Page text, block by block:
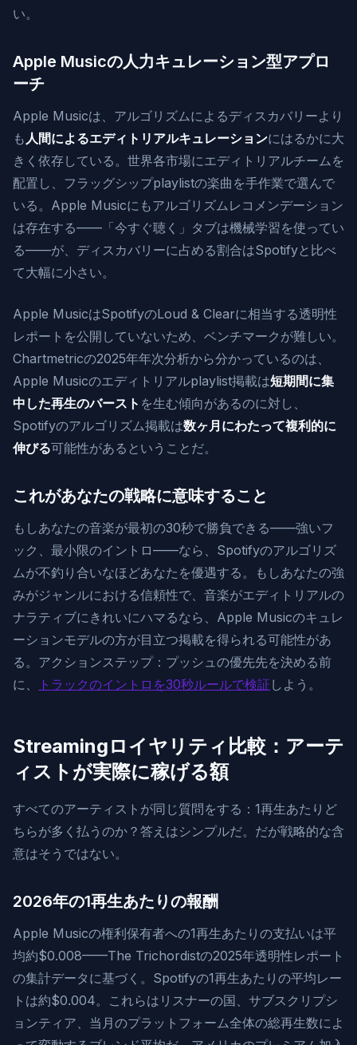
い。
Apple Musicの人力キュレーション型アプロ
ーチ
Apple Musicは、アルゴリズムによるディスカバリーより
も 人間によるエディトリアルキュレーションにはるかに大
きく依存している。世界各市場にエディトリアルチームを
配置し、フラッグシップplaylistの楽曲を手作業で選んで
いる。Apple Musicにもアルゴリズムレコメンデーション
は存在する——「今すぐ聴く」タブは機械学習を使ってい
る——が、ディスカバリーに占める割合はSpotifyと比べ
て大幅に小さい。
Apple MusicはSpotifyのLoud & Clearに相当する透明性
レポートを公開していないため、ベンチマークが難しい。
Chartmetricの2025年年次分析から分かっているのは、
Apple Musicのエディトリアルplaylist掲載は短期間に集
中した再生のバースト を生む傾向があるのに対し、
Spotifyのアルゴリズム掲載は数ヶ月にわたって複利的に
伸びる可能性があるということだ。
これがあなたの戦略に意味すること
もしあなたの音楽が最初の30秒で勝負できる——強いフ
ック、最小限のイントロ——なら、Spotifyのアルゴリズ
ムが不釣り合いなほどあなたを優遇する。もしあなたの強
みがジャンルにおける信頼性で、音楽がエディトリアルの
ナラティブにきれいにハマるなら、Apple Musicのキュレ
ーションモデルの方が目立つ掲載を得られる可能性があ
る。アクションステップ：プッシュの優先先を決める前
に、
トラックのイントロを30秒ルールで検証 しよう。
Streamingロイヤリティ比較：アーテ
ィストが実際に稼げる額
すべてのアーティストが同じ質問をする：1再生あたりど
ちらが多く払うのか？答えはシンプルだ。だが戦略的な含
意はそうではない。
2026年の1再生あたりの報酬
Apple Musicの権利保有者への1再生あたりの支払いは平
均約$0.008——The Trichordistの2025年透明性レポート
の集計データに基づく。Spotifyの1再生あたりの平均レー
トは約$0.004。これらはリスナーの国、サブスクリプシ
ョンティア、当月のプラットフォーム全体の総再生数によ